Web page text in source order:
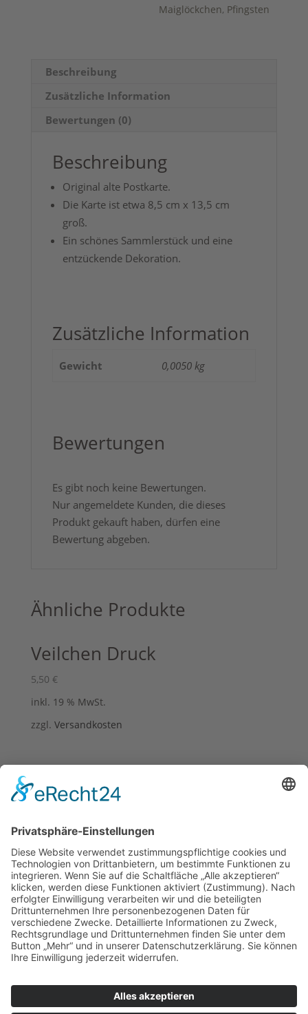
Maiglöckchen, Pfingsten
Beschreibung
Zusätzliche Information
Bewertungen (0)
Beschreibung
Original alte Postkarte.
Die Karte ist etwa 8,5 cm x 13,5 cm
groß.
Ein schönes Sammlerstück und eine
entzückende Dekoration.
Zusätzliche Information
Gewicht 0,0050 kg
Bewertungen
Es gibt noch keine Bewertungen.
Nur angemeldete Kunden, die dieses
Produkt gekauft haben, dürfen eine
Bewertung abgeben.
Ähnliche Produkte
Veilchen Druck
5,50 €
inkl. 19 % MwSt.
zzgl. Versandkosten
Kleine Milchflasche aus Glas
inkl. 19 % MwSt.
zzgl.Versandkosten
Schneeglöckchen Druck
6,50€
Versandkosten